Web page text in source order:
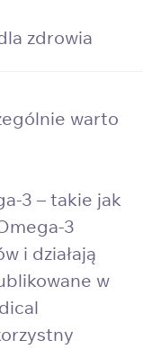
zdrowia
warto
3 – takie jak
3
i działają
w